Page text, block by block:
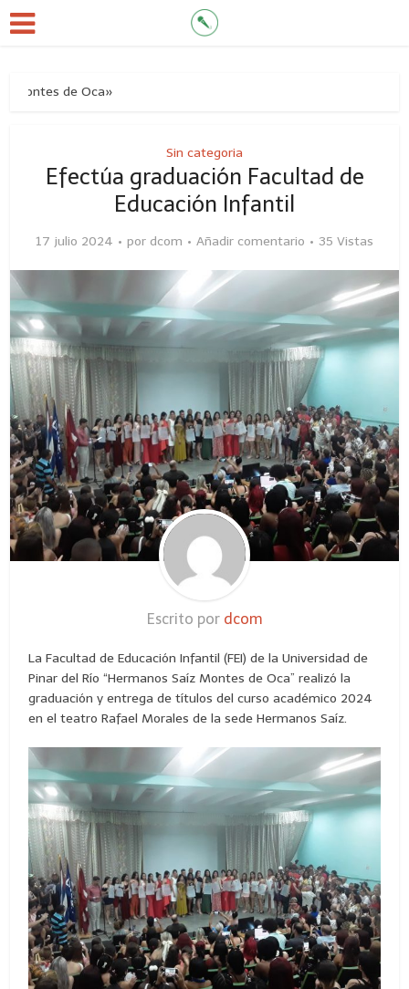
de Oca»
Sin categoria
Efectúa graduación Facultad de
Educación Infantil
17 julio 2024 por dcom Añadir comentario 35 Vistas
Escrito por dcom
La Facultad de Educación Infantil (FEI) de la Universidad de
Pinar del Río “Hermanos Saíz Montes de Oca” realizó la
graduación y entrega de títulos del curso académico 2024
en el teatro Rafael Morales de la sede Hermanos Saíz.